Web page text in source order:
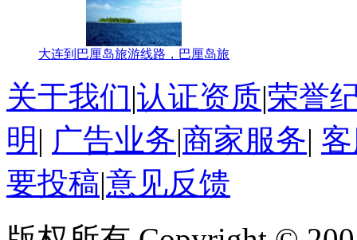
大连到巴厘岛旅游线路，巴厘岛旅
关于我们|认证资质|荣誉
明 | 广告业务|商家服务|
要投稿|意见反馈